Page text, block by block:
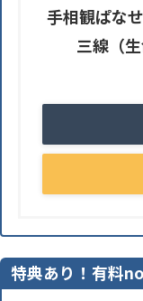
手相観ぱな
三線（
特典あり！有料